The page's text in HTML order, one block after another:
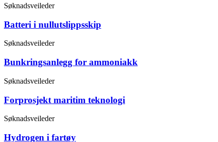
Søknadsveileder
Batteri i nullutslippsskip
Søknadsveileder
Bunkringsanlegg for ammoniakk
Søknadsveileder
Forprosjekt maritim teknologi
Søknadsveileder
Hydrogen i fartøy